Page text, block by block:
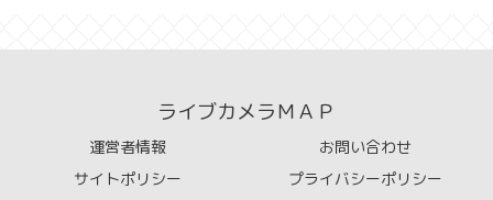
ライブカメラＭＡＰ
運営者情報
お問い合わせ
サイトポリシー
プライバシーポリシー